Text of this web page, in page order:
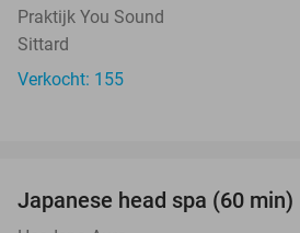
Praktijk You Sound
Sittard
Verkocht: 155
Japanese head spa (60 min)